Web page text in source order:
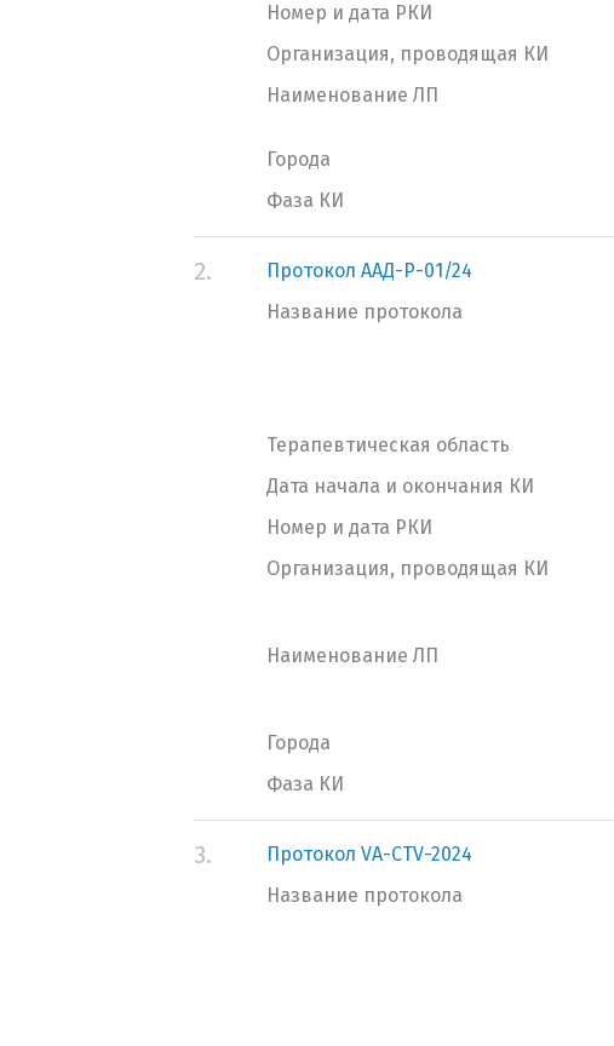
Номер и дата РКИ
Организация, проводящая КИ
Наименование ЛП
Города
Фаза КИ
2.
Протокол ААД-Р-01/24
Название протокола
Терапевтическая область
Дата начала и окончания КИ
Номер и дата РКИ
Организация, проводящая КИ
Наименование ЛП
Города
Фаза КИ
3.
Протокол VA-CTV-2024
Название протокола